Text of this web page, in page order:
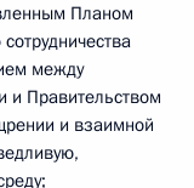
Планом
между
и Правительством
и взаимной